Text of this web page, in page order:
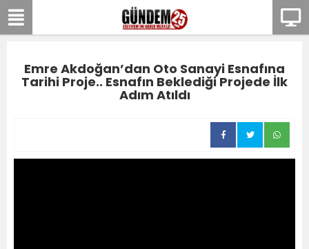
Emre Akdoğan’dan Oto Sanayi Esnafına
Tarihi Proje.. Esnafın Beklediği Projede İlk
Adım Atıldı